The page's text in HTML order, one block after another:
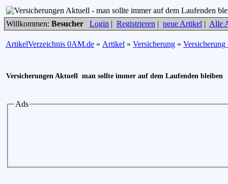
Willkommen: Besucher Login | Registrieren | neue Artikel | Alle
ArtikelVerzeichnis 0AM.de » Artikel » Versicherung » Versicherung
Versicherungen Aktuell  man sollte immer auf dem Laufenden bleiben
Ads